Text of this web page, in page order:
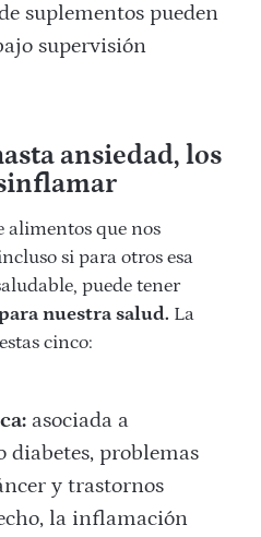
suplementos pueden
supervisión
ansiedad, los
alimentos que nos
si para otros esa
puede tener
nuestra salud. La
cinco:
asociada a
diabetes, problemas
y trastornos
la inflamación